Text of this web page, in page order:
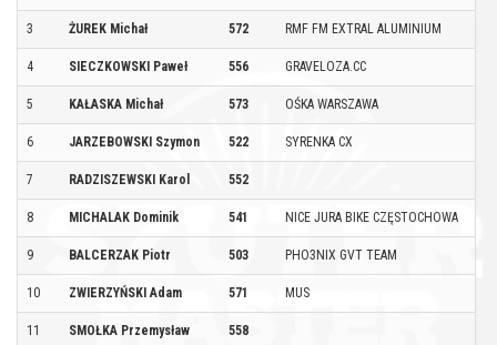
3 ŻUREK Michał 572 RMF FM EXTRAL ALUMINIUM
4 SIECZKOWSKI Paweł 556 GRAVELOZA.CC
5 KAŁASKA Michał 573 OŚKA WARSZAWA
6 JARZEBOWSKI Szymon 522 SYRENKA CX
7 RADZISZEWSKI Karol 552
8 MICHALAK Dominik 541 NICE JURA BIKE CZĘSTOCHOWA
9 BALCERZAK Piotr 503 PHO3NIX GVT TEAM
10 ZWIERZYŃSKI Adam 571 MUS
11 SMOŁKA Przemysław 558